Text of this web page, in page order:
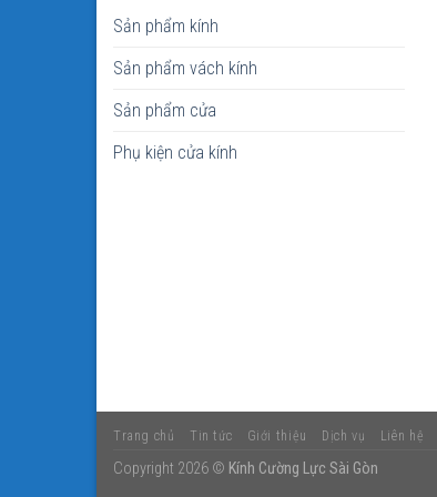
Sản phẩm kính
Sản phẩm vách kính
Sản phẩm cửa
Phụ kiện cửa kính
Trang chủ Tin tức Giới thiệu Dịch vụ Liên hệ
Copyright 2026 © Kính Cường Lực Sài Gòn